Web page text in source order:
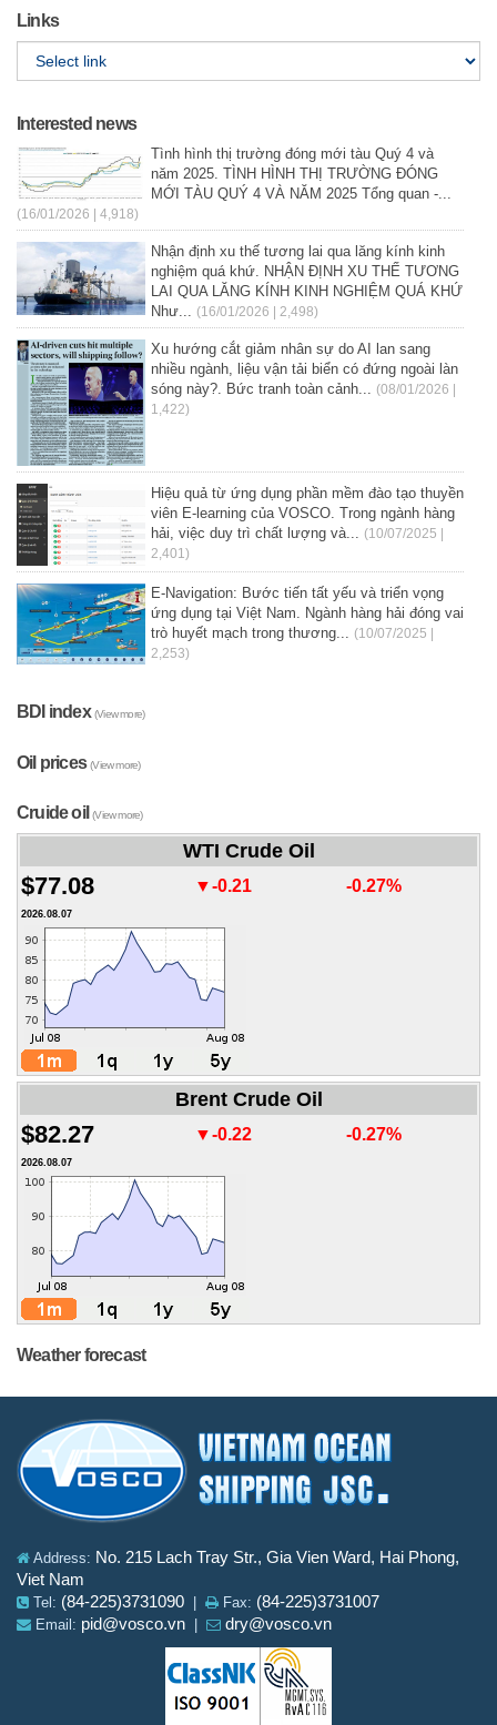
Links
Interested news
Tình hình thị trường đóng mới tàu Quý 4 và
năm 2025. TÌNH HÌNH THỊ TRƯỜNG ĐÓNG
MỚI TÀU QUÝ 4 VÀ NĂM 2025 Tổng quan -...
(16/01/2026 | 4,918)
Nhận định xu thế tương lai qua lăng kính kinh
nghiệm quá khứ. NHẬN ĐỊNH XU THẾ TƯƠNG
LAI QUA LĂNG KÍNH KINH NGHIỆM QUÁ KHỨ
Như... (16/01/2026 | 2,498)
Xu hướng cắt giảm nhân sự do AI lan sang
nhiều ngành, liệu vận tải biển có đứng ngoài làn
sóng này?. Bức tranh toàn cảnh... (08/01/2026 |
1,422)
Hiệu quả từ ứng dụng phần mềm đào tạo thuyền
viên E-learning của VOSCO. Trong ngành hàng
hải, việc duy trì chất lượng và... (10/07/2025 |
2,401)
E-Navigation: Bước tiến tất yếu và triển vọng
ứng dụng tại Việt Nam. Ngành hàng hải đóng vai
trò huyết mạch trong thương...
(10/07/2025 |
2,253)
BDI index(View more)
Oil prices(View more)
Cruide oil(View more)
WTI Crude Oil
$77.08 ▼-0.21 -0.27%
2026.08.07
Brent Crude Oil
$82.27 ▼-0.22 -0.27%
2026.08.07
Weather forecast
Address: No. 215 Lach Tray Str., Gia Vien Ward, Hai Phong,
Viet Nam
Tel: (84-225)3731090 Fax: (84-225)3731007
Email: pid@vosco.vn dry@vosco.vn